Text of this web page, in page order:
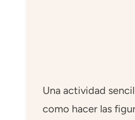
Una actividad
como hacer las